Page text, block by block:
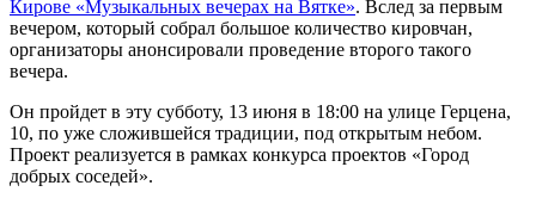
Кирове «Музыкальных вечерах на Вятке». Вслед за первым
вечером, который собрал большое количество кировчан,
организаторы анонсировали проведение второго такого
вечера.
Он пройдет в эту субботу, 13 июня в 18:00 на улице Герцена,
10, по уже сложившейся традиции, под открытым небом.
Проект реализуется в рамках конкурса проектов «Город
добрых соседей».